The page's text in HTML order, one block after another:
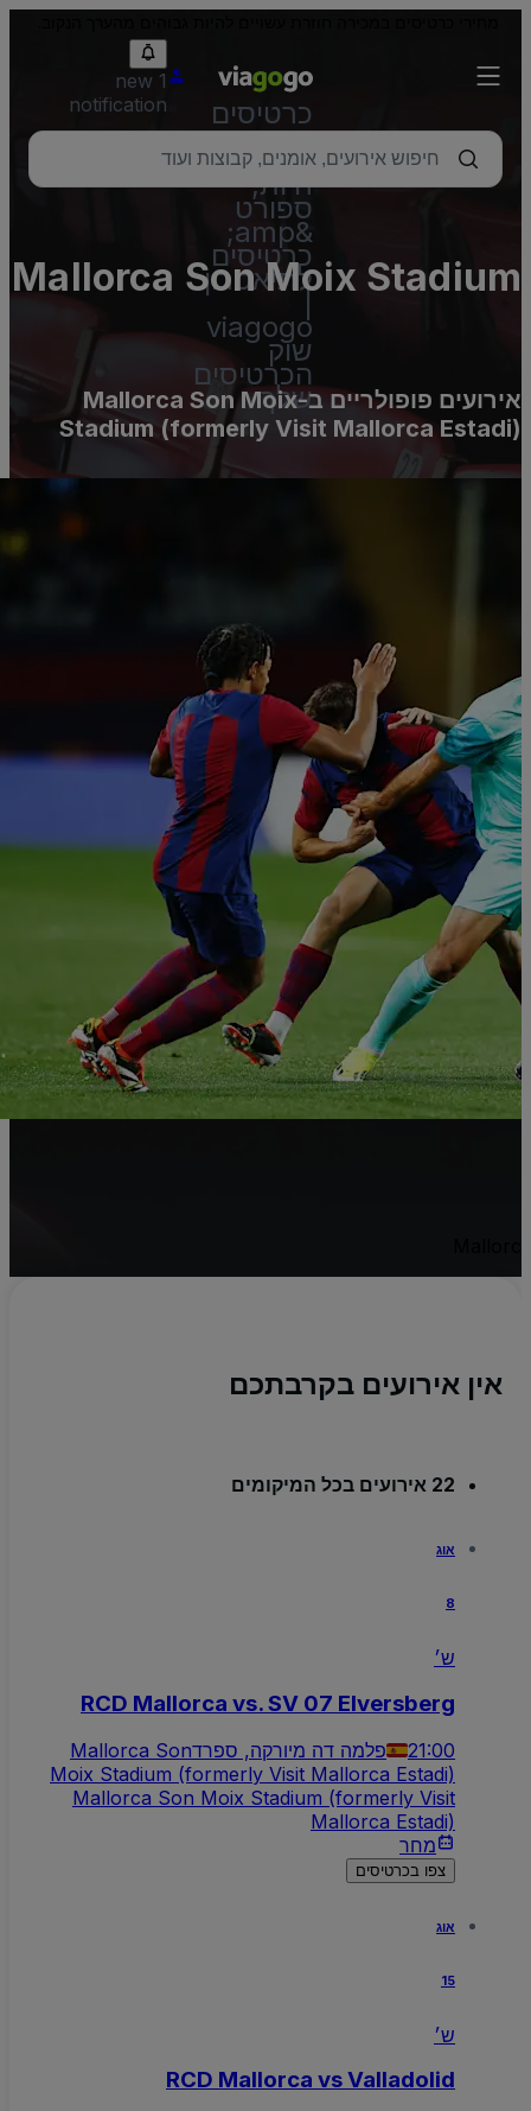
כרטיסים
–
הופעות
חיות,
ספורט
&amp;
כרטיסים
לתיאטרון
|
viagogo
שוק
הכרטיסים
שלך
1 new
notification
Mallorca Son Moix
(formerly Visit
אירועים פופולריים ב-Mallorca Son Moix
Stadium (formerly Visit Mallorca
אין אירועים בקרבתכם
22 אירועים בכל המיקומים
אוג
ש׳
RCD Mallorca vs. SV 07 Elversberg
21:00 פלמה דה מיורקה, ספרדMallorca Son
Moix Stadium (formerly Visit Mallorca Estadi)
Mallorca Son Moix Stadium (formerly Visit
Mallorca Estadi)
מחר
צפו בכרטיסים
אוג
ש׳
RCD Mallorca vs Valladolid